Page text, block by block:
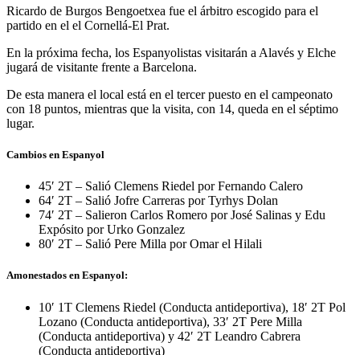
Ricardo de Burgos Bengoetxea fue el árbitro escogido para el
partido en el el Cornellá-El Prat.
En la próxima fecha, los Espanyolistas visitarán a Alavés y Elche
jugará de visitante frente a Barcelona.
De esta manera el local está en el tercer puesto en el campeonato
con 18 puntos, mientras que la visita, con 14, queda en el séptimo
lugar.
Cambios en Espanyol
45′ 2T – Salió Clemens Riedel por Fernando Calero
64′ 2T – Salió Jofre Carreras por Tyrhys Dolan
74′ 2T – Salieron Carlos Romero por José Salinas y Edu
Expósito por Urko Gonzalez
80′ 2T – Salió Pere Milla por Omar el Hilali
Amonestados en Espanyol:
10′ 1T Clemens Riedel (Conducta antideportiva), 18′ 2T Pol
Lozano (Conducta antideportiva), 33′ 2T Pere Milla
(Conducta antideportiva) y 42′ 2T Leandro Cabrera
(Conducta antideportiva)